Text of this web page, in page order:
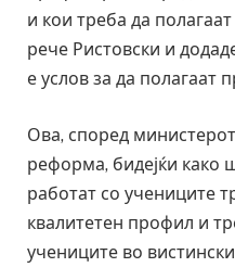
и кои треба да
рече Ристовски и
е услов за да полагаат
Ова, според
реформа, бидејќи како
работат со учениците
квалитетен профил и
учениците во